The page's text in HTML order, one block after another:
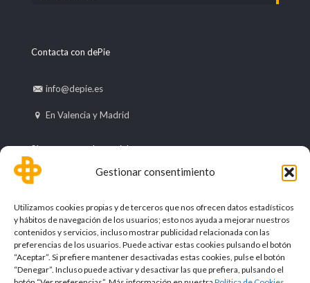
Gestionar consentimiento
Utilizamos cookies propias y de terceros que nos ofrecen datos estadísticos
y hábitos de navegación de los usuarios; esto nos ayuda a mejorar nuestros
contenidos y servicios, incluso mostrar publicidad relacionada con las
preferencias de los usuarios. Puede activar estas cookies pulsando el botón
“Aceptar”. Si prefiere mantener desactivadas estas cookies, pulse el botón
“Denegar”. Incluso puede activar y desactivar las que prefiera, pulsando el
Contacta con dePie
info@depie.es
En Valencia y Madrid
Síguenos en redes sociales